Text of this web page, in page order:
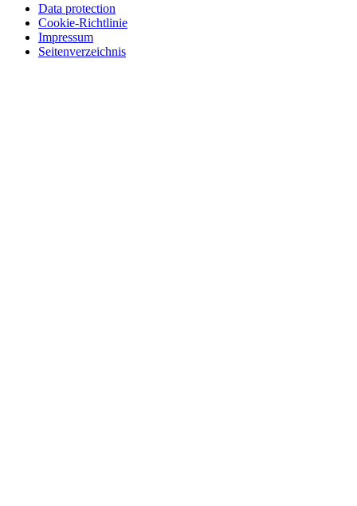
Data protection
Cookie-Richtlinie
Impressum
Seitenverzeichnis